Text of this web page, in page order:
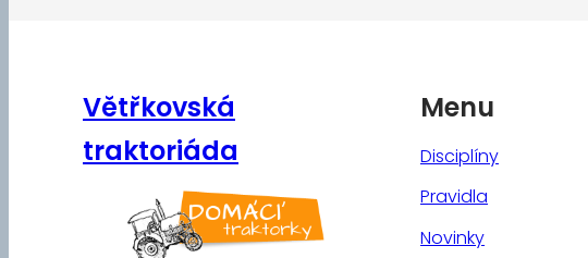
Větřkovská
traktoriáda
Menu
Disciplíny
Pravidla
Novinky